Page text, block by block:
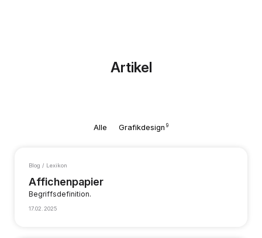
Artikel
Alle Grafikdesign 9
Blog / Lexikon
Affichenpapier
Begriffsdefinition.
17.02.2025